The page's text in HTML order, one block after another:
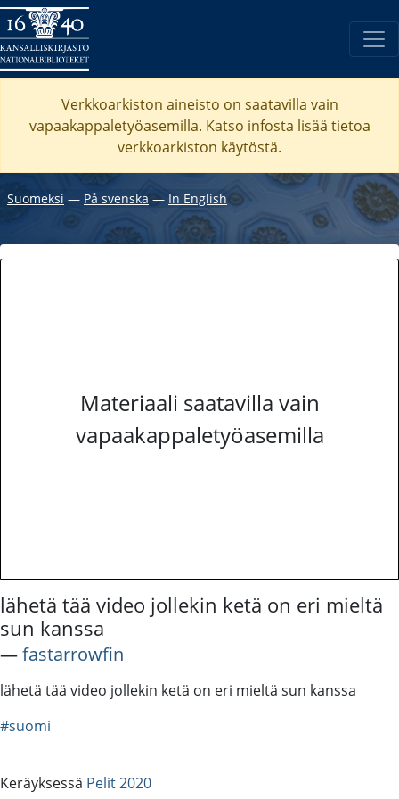
Verkkoarkiston aineisto on saatavilla vain
vapaakappaletyöasemilla. Katso infosta lisää tietoa
verkkoarkiston käytöstä.
Suomeksi ― På svenska ― In English
Materiaali saatavilla vain
vapaakappaletyöasemilla
lähetä tää video jollekin ketä on eri mieltä
sun kanssa
―fastarrowfin
lähetä tää video jollekin ketä on eri mieltä sun kanssa
#suomi
Keräyksessä Pelit 2020